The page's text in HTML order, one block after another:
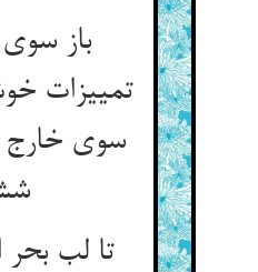
باز
تمییزات
سوی خارج
شش
تا لب بحر